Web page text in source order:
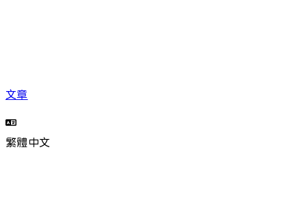
文章
繁體中文